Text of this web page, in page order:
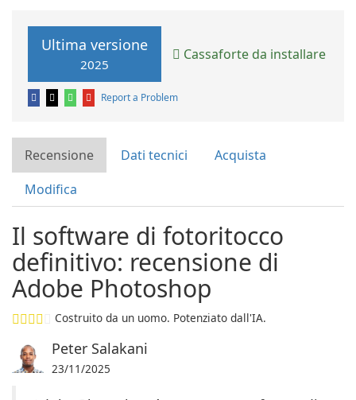
Ultima versione
2025
Cassaforte da installare
Report a Problem
Recensione Dati tecnici
Acquista
Modifica
Il software di fotoritocco
definitivo: recensione di
Adobe Photoshop
Costruito da un uomo. Potenziato dall'IA.
Peter Salakani
23/11/2025